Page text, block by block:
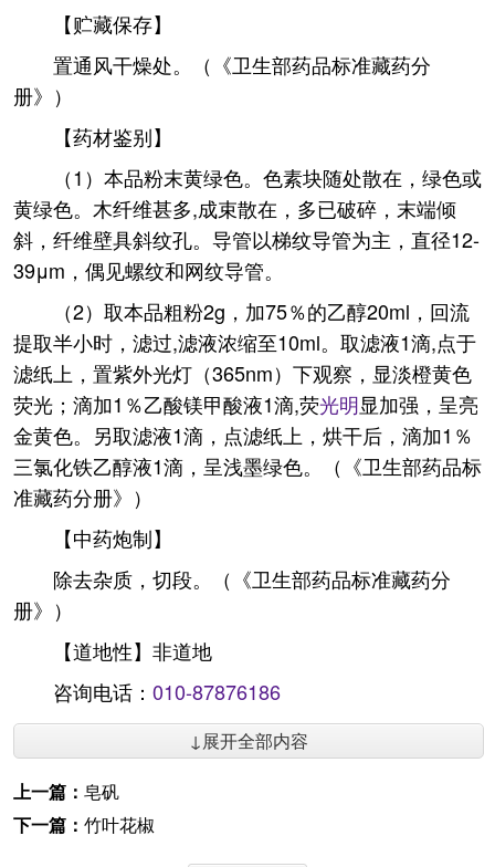
【贮藏保存】
置通风干燥处。（《卫生部药品标准藏药分
册》）
【药材鉴别】
（1）本品粉末黄绿色。色素块随处散在，绿色或
黄绿色。木纤维甚多,成束散在，多已破碎，末端倾
斜，纤维壁具斜纹孔。导管以梯纹导管为主，直径12-
39μm，偶见螺纹和网纹导管。
（2）取本品粗粉2g，加75％的乙醇20ml，回流
提取半小时，滤过,滤液浓缩至10ml。取滤液1滴,点于
滤纸上，置紫外光灯（365nm）下观察，显淡橙黄色
荧光；滴加1％乙酸镁甲酸液1滴,荧光明显加强，呈亮
金黄色。另取滤液1滴，点滤纸上，烘干后，滴加1％
三氯化铁乙醇液1滴，呈浅墨绿色。（《卫生部药品标
准藏药分册》）
【中药炮制】
除去杂质，切段。（《卫生部药品标准藏药分
册》）
【道地性】非道地
咨询电话： 010-87876186
↓展开全部内容
上一篇： 皂矾
下一篇： 竹叶花椒